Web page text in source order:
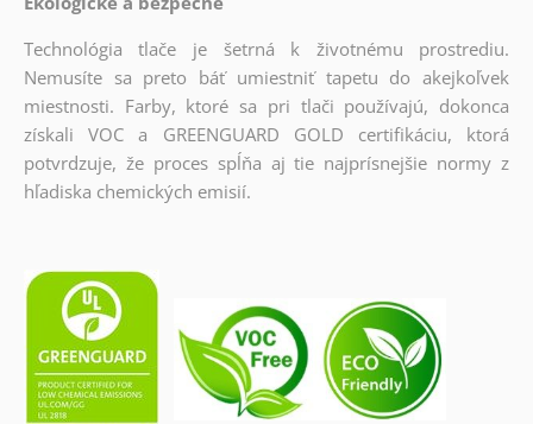
Technológia tlače je šetrná k životnému prostrediu.
Nemusíte sa preto báť umiestniť tapetu do akejkoľvek
miestnosti. Farby, ktoré sa pri tlači používajú, dokonca
získali VOC a GREENGUARD GOLD certifikáciu, ktorá
potvrdzuje, že proces spĺňa aj tie najprísnejšie normy z
hľadiska chemických emisií.